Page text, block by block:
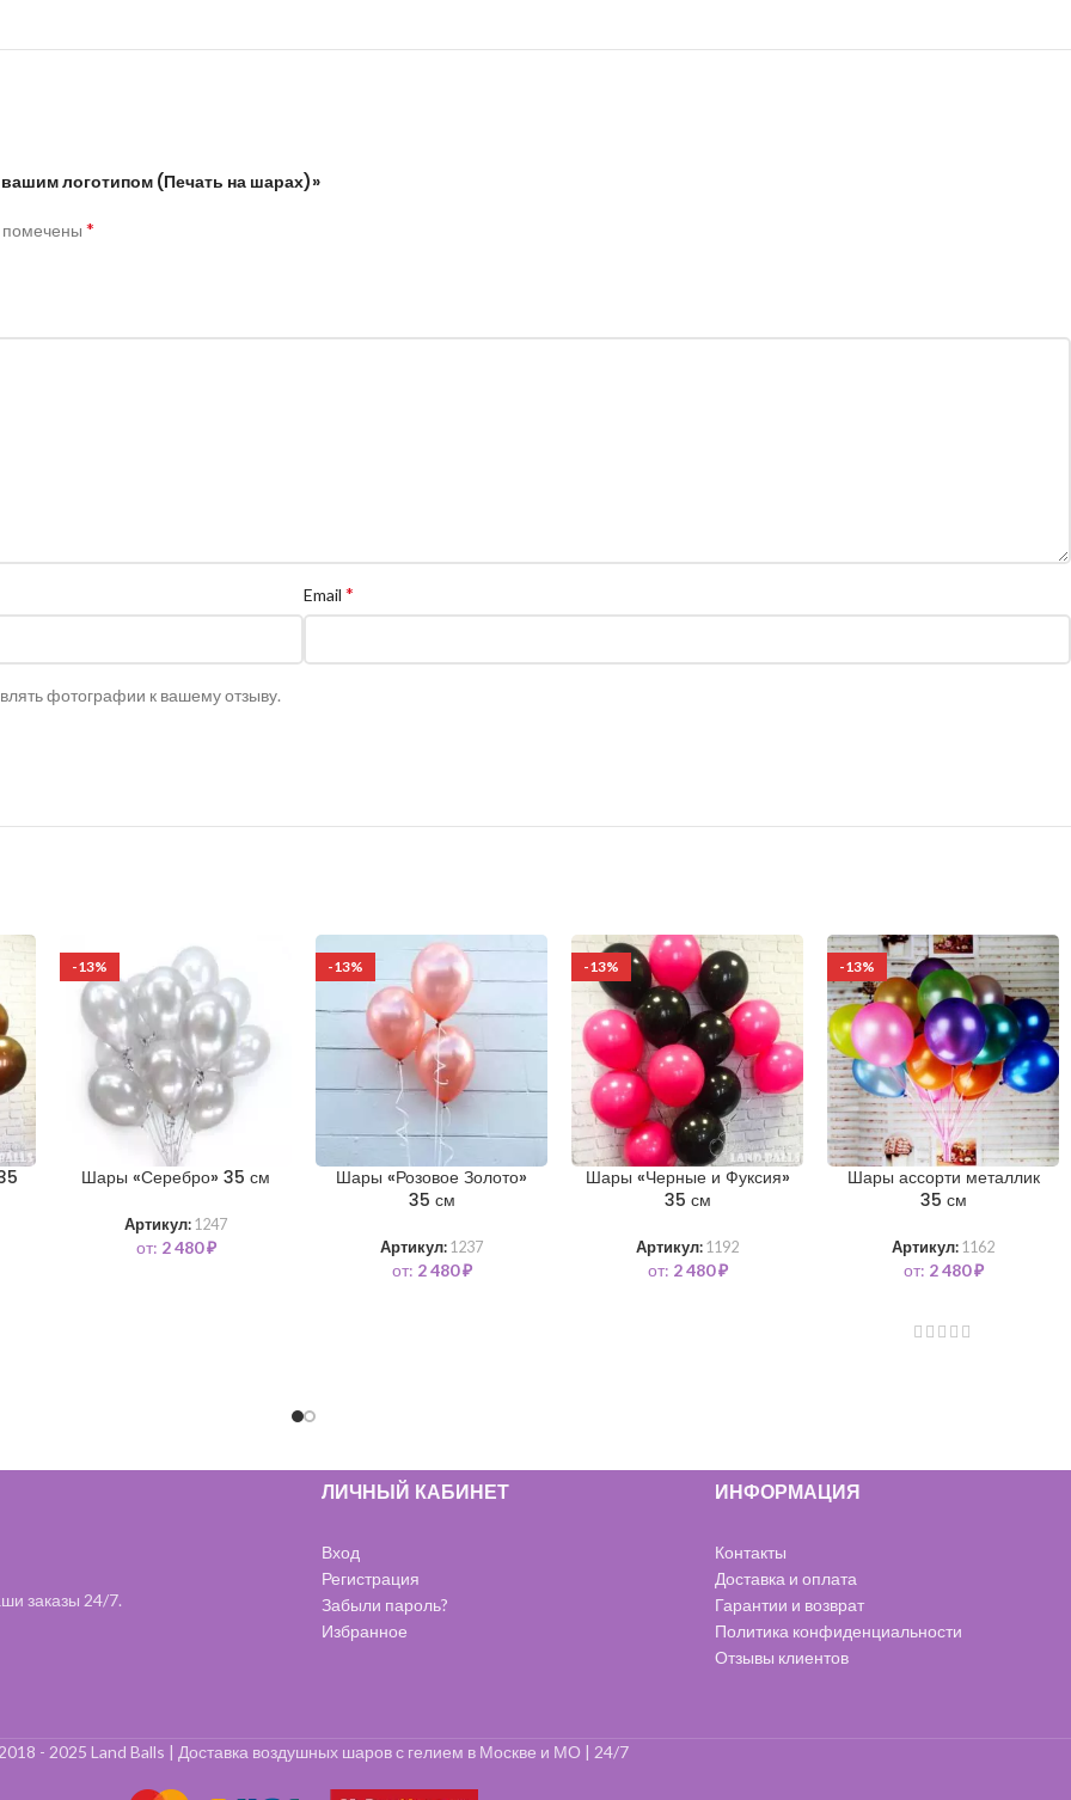
логотипом (Печать на шарах)»
помечены *
Email *
фотографии к вашему отзыву.
-13%
Шары «Серебро» 35 см
Артикул: 1247
от: 2 480₽
-13%
Шары «Розовое Золото»
35 см
Артикул: 1237
от: 2 480₽
-13%
Шары «Черные и Фуксия»
35 см
Артикул: 1192
от: 2 480₽
-13%
Шары ассорти металлик
35 см
Артикул: 1162
от: 2 480₽
заказы 24/7.
ЛИЧНЫЙ КАБИНЕТ
Вход
Регистрация
Забыли пароль?
Избранное
ИНФОРМАЦИЯ
Контакты
Доставка и оплата
Гарантии и возврат
Политика конфиденциальности
Отзывы клиентов
- 2025 Land Balls | Доставка воздушных шаров с гелием в Москве и МО | 24/7